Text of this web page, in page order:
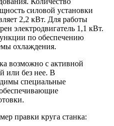
силовой установки
2,2 кВт. Для работы
электродвигатель 1,1 кВт.
по обеспечению
охлаждения.
возможно с активной
или без нее. В
специальные
правки круга станка: